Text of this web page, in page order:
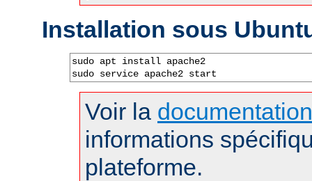
Installation sous
sudo apt install apache2
sudo service apache2 start
Voir la
informations
plateforme.